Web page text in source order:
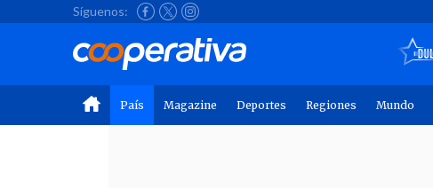
Síguenos:
País Magazine Deportes Regiones Mundo